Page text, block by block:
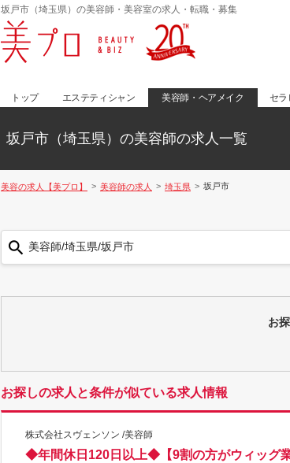
坂戸市（埼玉県）の美容師・美容室の求人・転職・募集
トップ エステティシャン 美容師・ヘアメイク セラ
坂戸市（埼玉県）の美容師の求人一覧
美容の求人【美プロ】 美容師の求人 埼玉県 坂戸市
美容師/埼玉県/坂戸市
お
お探しの求人と条件が似ている求人情報
株式会社スヴェンソン /美容師
◆年間休日120日以上◆【9割の方がウィッグ